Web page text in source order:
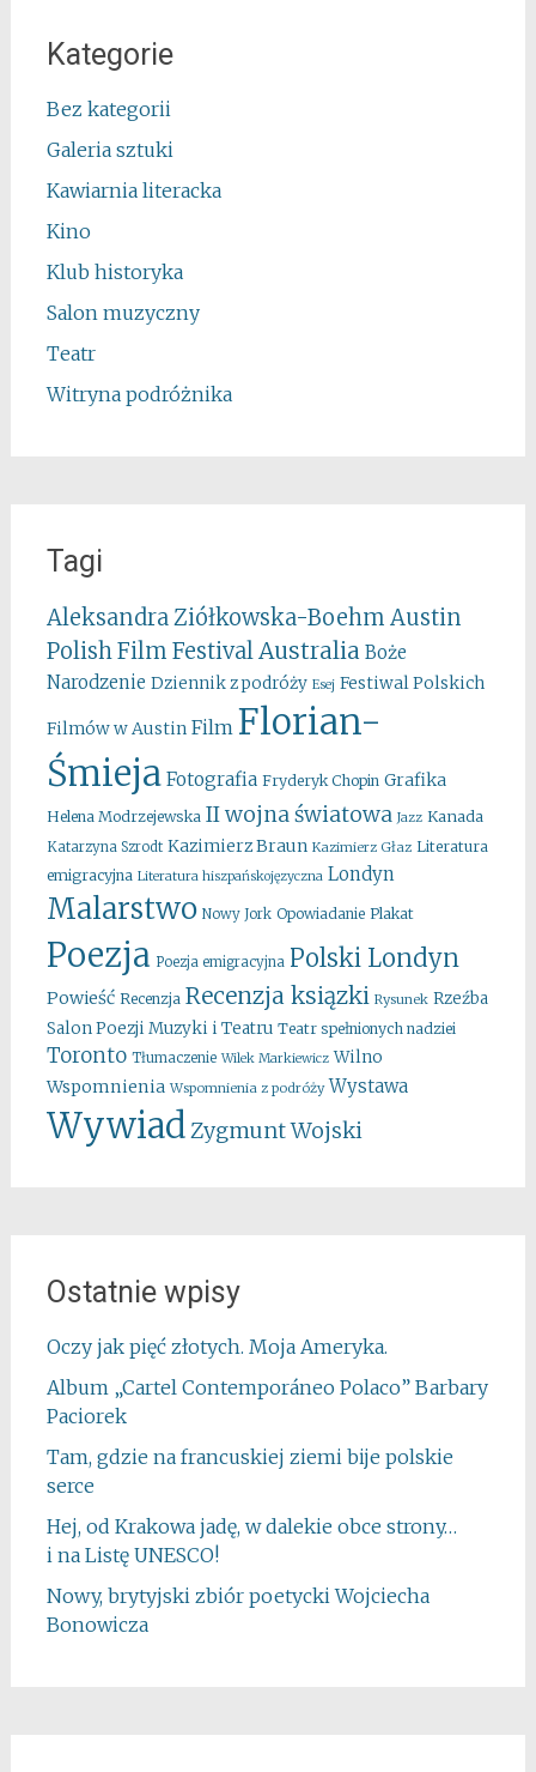
Kategorie
Bez kategorii
Galeria sztuki
Kawiarnia literacka
Kino
Klub historyka
Salon muzyczny
Teatr
Witryna podróżnika
Tagi
Aleksandra Ziółkowska-Boehm Austin
Polish Film FestivalAustralia Boże
Narodzenie Dziennik z podróży Esej Festiwal Polskich
Filmów w Austin Film Florian-
Śmieja Fotografia Fryderyk Chopin Grafika
Helena Modrzejewska II wojna światowa Jazz Kanada
Katarzyna Szrodt Kazimierz Braun Kazimierz Głaz Literatura
emigracyjna Literatura hiszpańskojęzyczna Londyn
Malarstwo Nowy Jork Opowiadanie Plakat
Poezja Poezja emigracyjna Polski Londyn
Powieść Recenzja Recenzja ksiązki Rysunek Rzeźba
Salon Poezji Muzyki i Teatru Teatr spełnionych nadziei
Toronto Tłumaczenie Wilek Markiewicz Wilno
Wspomnienia Wspomnienia z podróży Wystawa
WywiadZygmunt Wojski
Ostatnie wpisy
Oczy jak pięć złotych. Moja Ameryka.
Album „Cartel Contemporáneo Polaco” Barbary
Paciorek
Tam, gdzie na francuskiej ziemi bije polskie
serce
Hej, od Krakowa jadę, w dalekie obce strony…
i na Listę UNESCO!
Nowy, brytyjski zbiór poetycki Wojciecha
Bonowicza